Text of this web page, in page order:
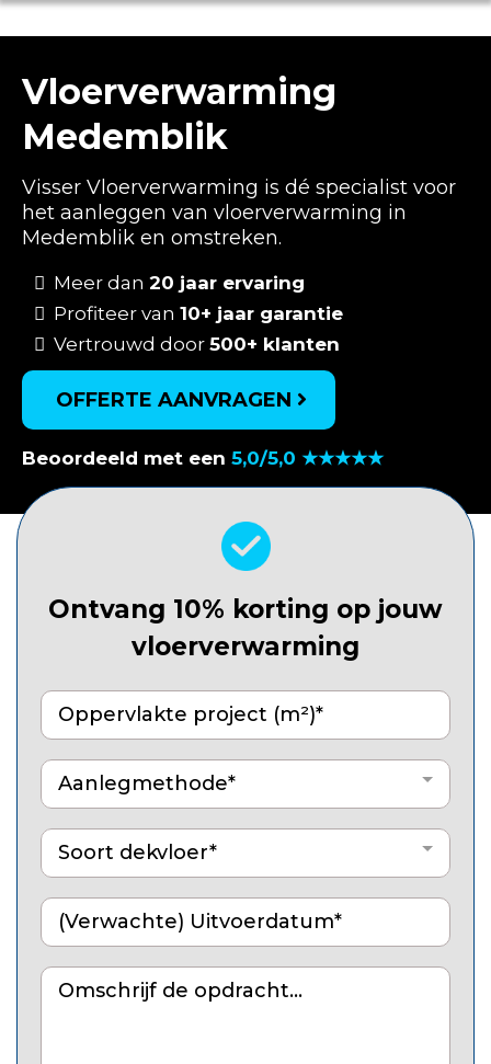
Vloerverwarming
Medemblik
Visser Vloerverwarming is dé specialist voor
het aanleggen van vloerverwarming in
Medemblik en omstreken.
Meer dan 20 jaar ervaring
Profiteer van 10+ jaar garantie
Vertrouwd door 500+ klanten
OFFERTE AANVRAGEN
Beoordeeld met een 5,0/5,0 ★★★★★
Ontvang 10% korting op jouw
vloerverwarming
Aanlegmethode*
Soort dekvloer*